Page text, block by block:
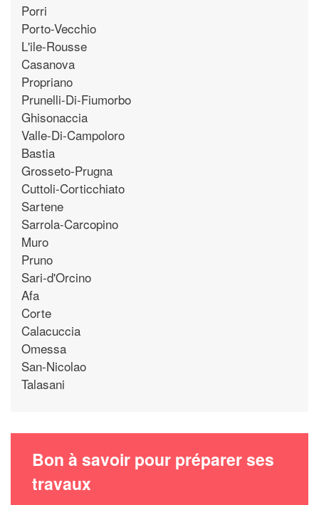
Porri
Porto-Vecchio
L'ile-Rousse
Casanova
Propriano
Prunelli-Di-Fiumorbo
Ghisonaccia
Valle-Di-Campoloro
Bastia
Grosseto-Prugna
Cuttoli-Corticchiato
Sartene
Sarrola-Carcopino
Muro
Pruno
Sari-d'Orcino
Afa
Corte
Calacuccia
Omessa
San-Nicolao
Talasani
Bon à savoir pour préparer ses
travaux